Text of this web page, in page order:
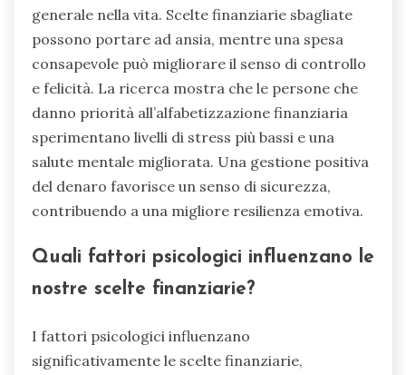
generale nella vita. Scelte finanziarie sbagliate
possono portare ad ansia, mentre una spesa
consapevole può migliorare il senso di controllo
e felicità. La ricerca mostra che le persone che
danno priorità all’alfabetizzazione finanziaria
sperimentano livelli di stress più bassi e una
salute mentale migliorata. Una gestione positiva
del denaro favorisce un senso di sicurezza,
contribuendo a una migliore resilienza emotiva.
Quali fattori psicologici influenzano le
nostre scelte finanziarie?
I fattori psicologici influenzano
significativamente le scelte finanziarie,